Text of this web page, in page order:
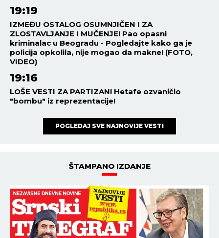
19:19
IZMEĐU OSTALOG OSUMNJIČEN I ZA
ZLOSTAVLJANJE I MUČENJE! Pao opasni
kriminalac u Beogradu - Pogledajte kako ga je
policija opkolila, nije mogao da makne! (FOTO,
VIDEO)
19:16
LOŠE VESTI ZA PARTIZAN! Hetafe ozvaničio
"bombu" iz reprezentacije!
POGLEDAJ SVE NAJNOVIJE VESTI
ŠTAMPANO IZDANJE